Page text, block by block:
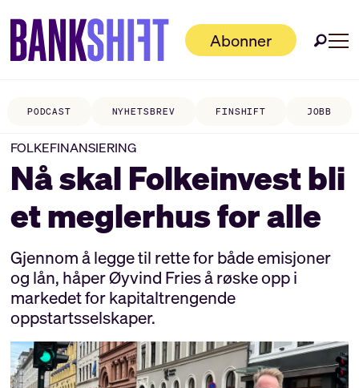
Abonner
PODCAST NYHETSBREV FINSHIFT JOBB
FOLKEFINANSIERING
Nå skal Folkeinvest bli
et meglerhus for alle
Gjennom å legge til rette for både emisjoner
og lån, håper Øyvind Fries å røske opp i
markedet for kapitaltrengende
oppstartsselskaper.